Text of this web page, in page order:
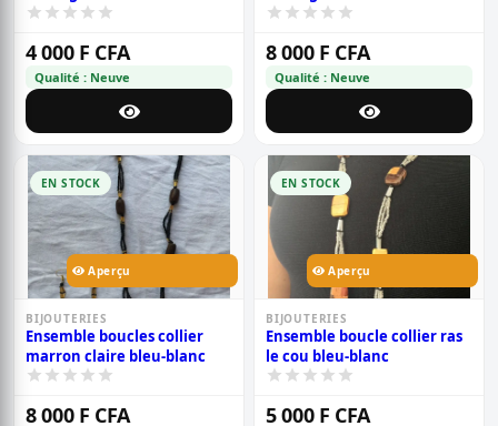
4 000 F CFA
Qualité : Neuve
8 000 F CFA
Qualité : Neuve
EN STOCK
Aperçu
BIJOUTERIES
Ensemble boucles collier
marron claire bleu-blanc
8 000 F CFA
EN STOCK
Aperçu
BIJOUTERIES
Ensemble boucle collier ras
le cou bleu-blanc
5 000 F CFA